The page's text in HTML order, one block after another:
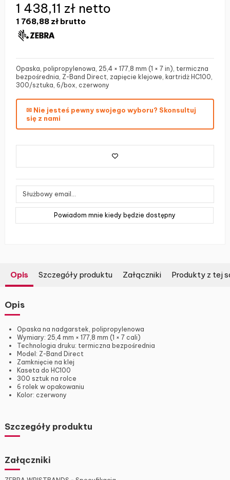
1 768,88 zł brutto
1 438,11 zł netto
Opaska, polipropylenowa, 25,4 × 177,8 mm (1 × 7 in), termiczna
bezpośrednia, Z-Band Direct, zapięcie klejowe, kartridż HC100,
300/sztuka, 6/box, czerwony
✉ Nie jesteś pewny swojego wyboru? Skonsultuj
się z nami
Opis Szczegóły produktu Załączniki Produkty z tej
Opis
Opaska na nadgarstek, polipropylenowa
Wymiary: 25,4 mm × 177,8 mm (1 × 7 cali)
Technologia druku: termiczna bezpośrednia
Model: Z-Band Direct
Zamknięcie na klej
Kaseta do HC100
300 sztuk na rolce
6 rolek w opakowaniu
Kolor: czerwony
Szczegóły produktu
Załączniki